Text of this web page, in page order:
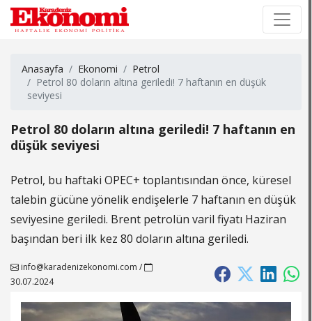
Anasayfa Ekonomi
Petrol
Petrol 80 doların altına geriledi! 7 haftanın en düşük
seviyesi
Petrol 80 doların altına geriledi! 7 haftanın en
düşük seviyesi
Petrol, bu haftaki OPEC+ toplantısından önce, küresel
talebin gücüne yönelik endişelerle 7 haftanın en düşük
seviyesine geriledi. Brent petrolün varil fiyatı Haziran
başından beri ilk kez 80 doların altına geriledi.
info@karadenizekonomi.com /
30.07.2024
×
×